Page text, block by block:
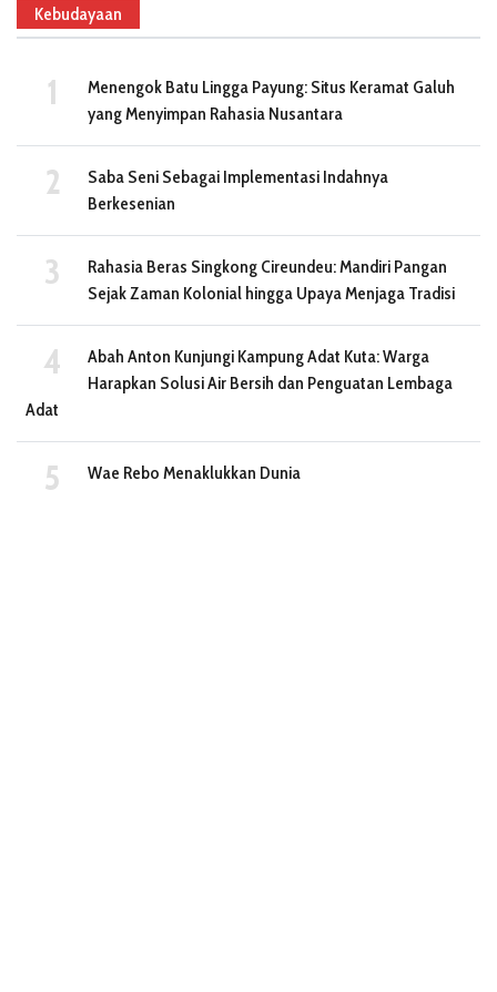
Kebudayaan
Menengok Batu Lingga Payung: Situs Keramat Galuh
yang Menyimpan Rahasia Nusantara
Saba Seni Sebagai Implementasi Indahnya
Berkesenian
Rahasia Beras Singkong Cireundeu: Mandiri Pangan
Sejak Zaman Kolonial hingga Upaya Menjaga Tradisi
Abah Anton Kunjungi Kampung Adat Kuta: Warga
Harapkan Solusi Air Bersih dan Penguatan Lembaga
Adat
Wae Rebo Menaklukkan Dunia